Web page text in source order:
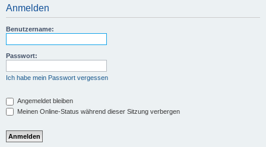
Anmelden
Benutzername:
Passwort:
Ich habe mein Passwort vergessen
Angemeldet bleiben
Meinen Online-Status während dieser Sitzung verbergen